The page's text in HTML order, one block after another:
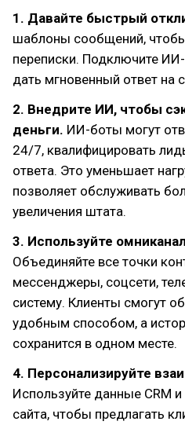
1. Давайте быстрый
шаблоны сообщений,
переписки. Подключите
дать мгновенный ответ на
2. Внедрите ИИ, чтобы
деньги. ИИ-боты могут
24/7, квалифицировать
ответа. Это уменьшает
позволяет обслуживать
увеличения штата.
3. Используйте
Объединяйте все точки
мессенджеры, соцсети,
систему. Клиенты смогут
удобным способом, а
сохранится в одном месте.
4. Персонализируйте
Используйте данные CRM
сайта, чтобы предлагать